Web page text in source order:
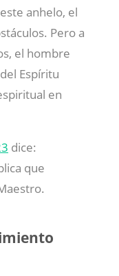
anhelo, el
Pero a
el hombre
Espíritu
en
dice:
que